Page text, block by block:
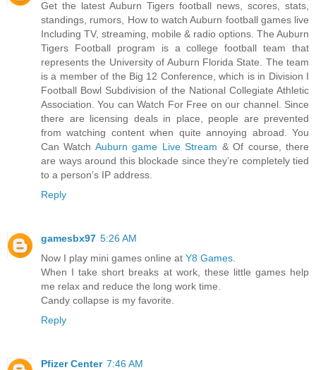
Get the latest Auburn Tigers football news, scores, stats,
standings, rumors, How to watch Auburn football games live
Including TV, streaming, mobile & radio options. The Auburn
Tigers Football program is a college football team that
represents the University of Auburn Florida State. The team
is a member of the Big 12 Conference, which is in Division I
Football Bowl Subdivision of the National Collegiate Athletic
Association. You can Watch For Free on our channel. Since
there are licensing deals in place, people are prevented
from watching content when quite annoying abroad. You
Can Watch Auburn game Live Stream & Of course, there
are ways around this blockade since they’re completely tied
to a person’s IP address.
Reply
gamesbx97 5:26 AM
Now I play mini games online at Y8 Games
When I take short breaks at work, these little games help
me relax and reduce the long work time.
Candy collapse is my favorite.
Reply
Pfizer Center 7:46 AM